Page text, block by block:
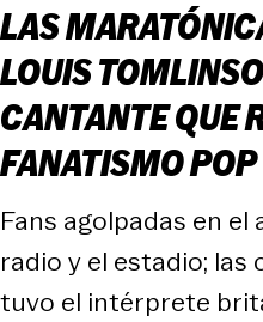
LAS
LOUIS
CANTANTE QUE
FANATISMO POP
Fans agolpadas en
radio y el estadio;
tuvo el intérprete